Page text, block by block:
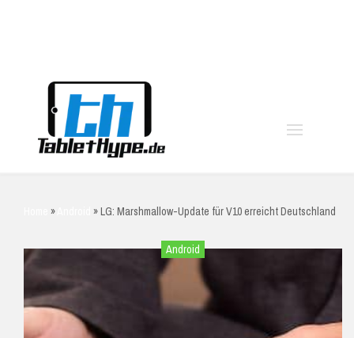
» »LG: Marshmallow-Update für V10 erreicht Deutschland
Android